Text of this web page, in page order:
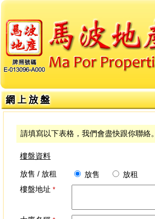
請填寫以下表格，我們會盡快跟你聯絡。
樓盤資料
放售 / 放租 放售
放租
樓盤地址 *